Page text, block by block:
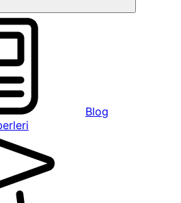
Blog